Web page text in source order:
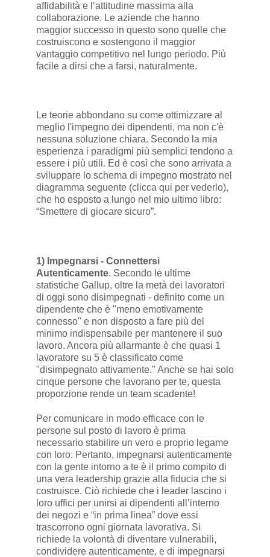
affidabilità e l’attitudine massima alla
collaborazione. Le aziende che hanno
maggior successo in questo sono quelle che
costruiscono e sostengono il maggior
vantaggio competitivo nel lungo periodo. Più
facile a dirsi che a farsi, naturalmente.
Le teorie abbondano su come ottimizzare al
meglio l'impegno dei dipendenti, ma non c'è
nessuna soluzione chiara. Secondo la mia
esperienza i paradigmi più semplici tendono a
essere i più utili. Ed è così che sono arrivata a
sviluppare lo schema di impegno mostrato nel
diagramma seguente (clicca qui per vederlo),
che ho esposto a lungo nel mio ultimo libro:
“Smettere di giocare sicuro”.
1) Impegnarsi - Connettersi
Autenticamente. Secondo le ultime
statistiche Gallup, oltre la metà dei lavoratori
di oggi sono disimpegnati - definito come un
dipendente che è "meno emotivamente
connesso" e non disposto a fare più del
minimo indispensabile per mantenere il suo
lavoro. Ancora più allarmante è che quasi 1
lavoratore su 5 è classificato come
"disimpegnato attivamente." Anche se hai solo
cinque persone che lavorano per te, questa
proporzione rende un team scadente!
Per comunicare in modo efficace con le
persone sul posto di lavoro è prima
necessario stabilire un vero e proprio legame
con loro. Pertanto, impegnarsi autenticamente
con la gente intorno a te è il primo compito di
una vera leadership grazie alla fiducia che si
costruisce. Ciò richiede che i leader lascino i
loro uffici per unirsi ai dipendenti all’interno
dei negozi e “in prima linea” dove essi
trascorrono ogni giornata lavorativa. Si
richiede la volontà di diventare vulnerabili,
condividere autenticamente, e di impegnarsi